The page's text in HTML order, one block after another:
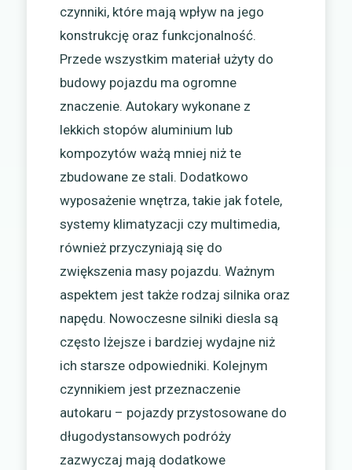
czynniki, które mają wpływ na jego
konstrukcję oraz funkcjonalność.
Przede wszystkim materiał użyty do
budowy pojazdu ma ogromne
znaczenie. Autokary wykonane z
lekkich stopów aluminium lub
kompozytów ważą mniej niż te
zbudowane ze stali. Dodatkowo
wyposażenie wnętrza, takie jak fotele,
systemy klimatyzacji czy multimedia,
również przyczyniają się do
zwiększenia masy pojazdu. Ważnym
aspektem jest także rodzaj silnika oraz
napędu. Nowoczesne silniki diesla są
często lżejsze i bardziej wydajne niż
ich starsze odpowiedniki. Kolejnym
czynnikiem jest przeznaczenie
autokaru – pojazdy przystosowane do
długodystansowych podróży
zazwyczaj mają dodatkowe